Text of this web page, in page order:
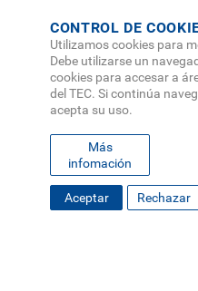
FOOTERMAPA DEL SITIO
CONTROL DE
Utilizamos cookies para
Debe utilizarse un
cookies para accesar a
del TEC. Si continúa
acepta su uso.
Más
infomación
Aceptar Rechazar